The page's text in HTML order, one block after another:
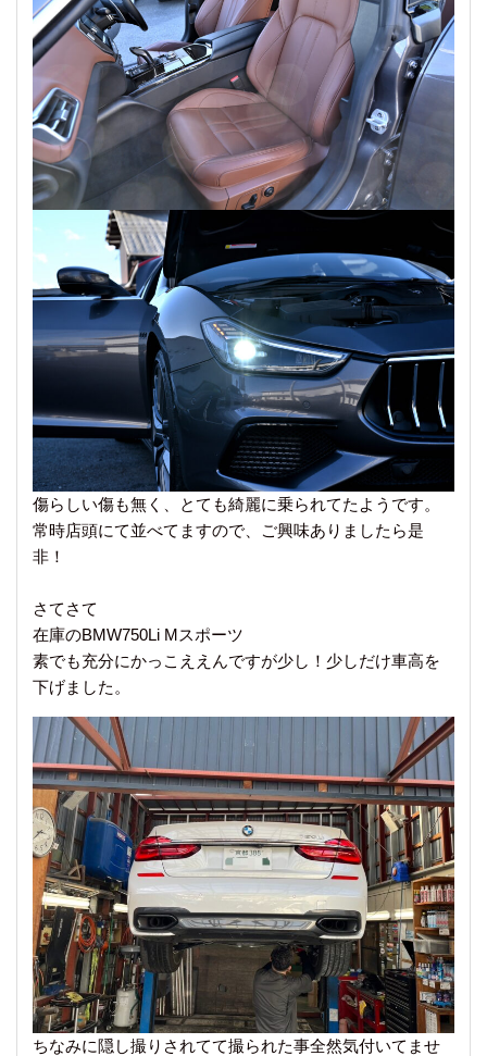
傷らしい傷も無く、とても綺麗に乗られてたようです。
常時店頭にて並べてますので、ご興味ありましたら是
非！
さてさて
在庫のBMW750Li Mスポーツ
素でも充分にかっこええんですが少し！少しだけ車高を
下げました。
ちなみに隠し撮りされてて撮られた事全然気付いてませ